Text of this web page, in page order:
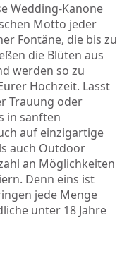
Wedding-Kanone
Motto jeder
Fontäne, die bis zu
die Blüten aus
werden so zu
Hochzeit. Lasst
Trauung oder
in sanften
auf einzigartige
auch Outdoor
an Möglichkeiten
Denn eins ist
jede Menge
unter 18 Jahre